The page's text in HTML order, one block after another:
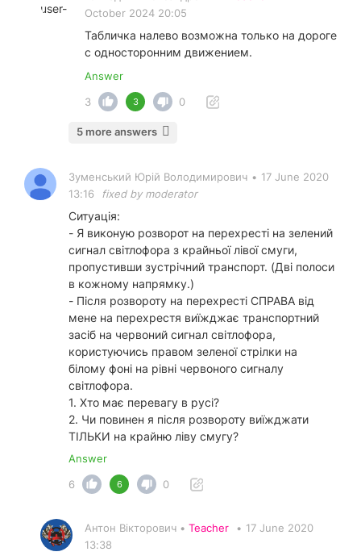
October 2024 20:05
Табличка налево возможна только на дороге
с односторонним движением.
Answer
3
3 0
5 more answers
Зуменський Юрій Володимирович • 17 June 2020
13:16
fixed by moderator
Ситуація:
- Я виконую розворот на перехресті на зелений
сигнал світлофора з крайньої лівої смуги,
пропустивши зустрічний транспорт. (Дві полоси
в кожному напрямку.)
- Після розвороту на перехресті СПРАВА від
мене на перехрестя виїжджає транспортний
засіб на червоний сигнал світлофора,
користуючись правом зеленої стрілки на
білому фоні на рівні червоного сигналу
світлофора.
1. Хто має перевагу в русі?
2. Чи повинен я після розвороту виїжджати
ТІЛЬКИ на крайню ліву смугу?
Answer
6
6 0
Антон Вікторович • Teacher • 17 June 2020
13:38